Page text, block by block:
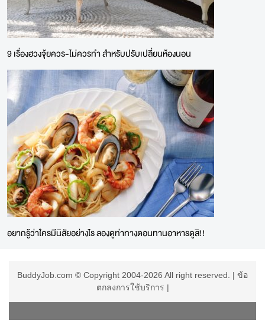
9 เรื่องฮวงจุ้ยควร-ไม่ควรทำ สำหรับปรับเปลี่ยนห้องนอน
อยากรู้ว่าใครมีนิสัยอย่างไร ลองดูท่าทางตอนทานอาหารดูสิ!!
BuddyJob.com © Copyright 2004-2026 All right reserved. | ข้อ
ตกลงการใช้บริการ |